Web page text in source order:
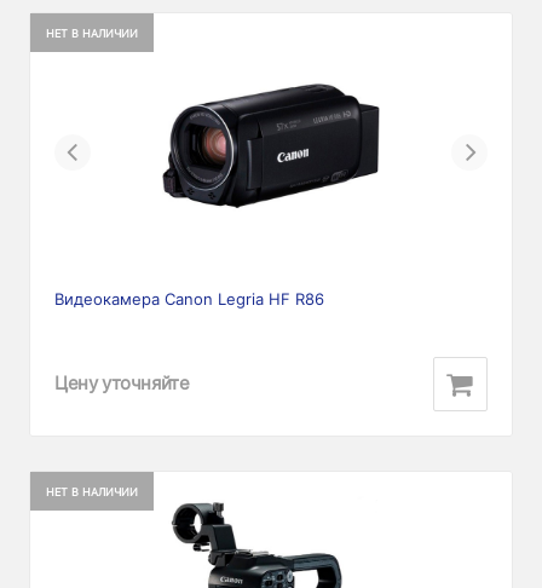
НЕТ В НАЛИЧИИ
Previous Next
Видеокамера Canon Legria HF R86
Цену уточняйте
НЕТ В НАЛИЧИИ